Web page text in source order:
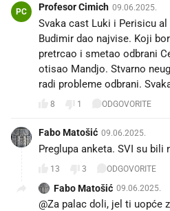
PC Profesor Cimich 09.06.2025.
Svaka cast Luki i Perisicu
Budimir dao najvise. Koji
pretrcao i smetao odbrani
otisao Mandjo. Stvarno
radi probleme odbrani.
8 1 ODGOVORITE
Fabo Matošić 09.06.2025.
Preglupa anketa. SVI su bili
13 3 ODGOVORITE
Fabo Matošić 09.06.2025.
@Za palac doli, jel ti uopće